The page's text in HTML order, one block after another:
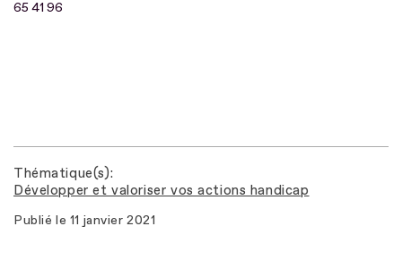
65 41 96
Thématique(s)
Développer et valoriser vos actions handicap
Publié le 11 janvier 2021